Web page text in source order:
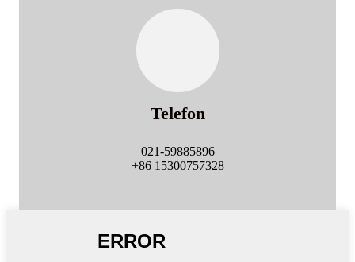
Telefon
021-59885896
+86 15300757328